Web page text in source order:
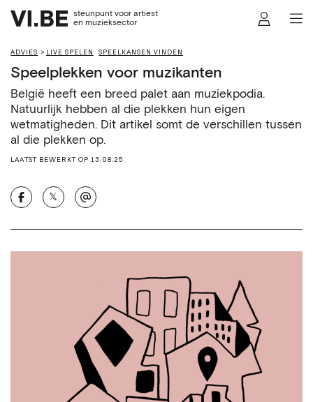
steunpunt voor artiest
en muzieksector
ADVIES LIVE SPELEN SPEELKANSEN VINDEN
Speelplekken voor muzikanten
België heeft een breed palet aan muziekpodia.
Natuurlijk hebben al die plekken hun eigen
wetmatigheden. Dit artikel somt de verschillen tussen
al die plekken op.
LAATST BEWERKT OP 13.08.25
𝕏